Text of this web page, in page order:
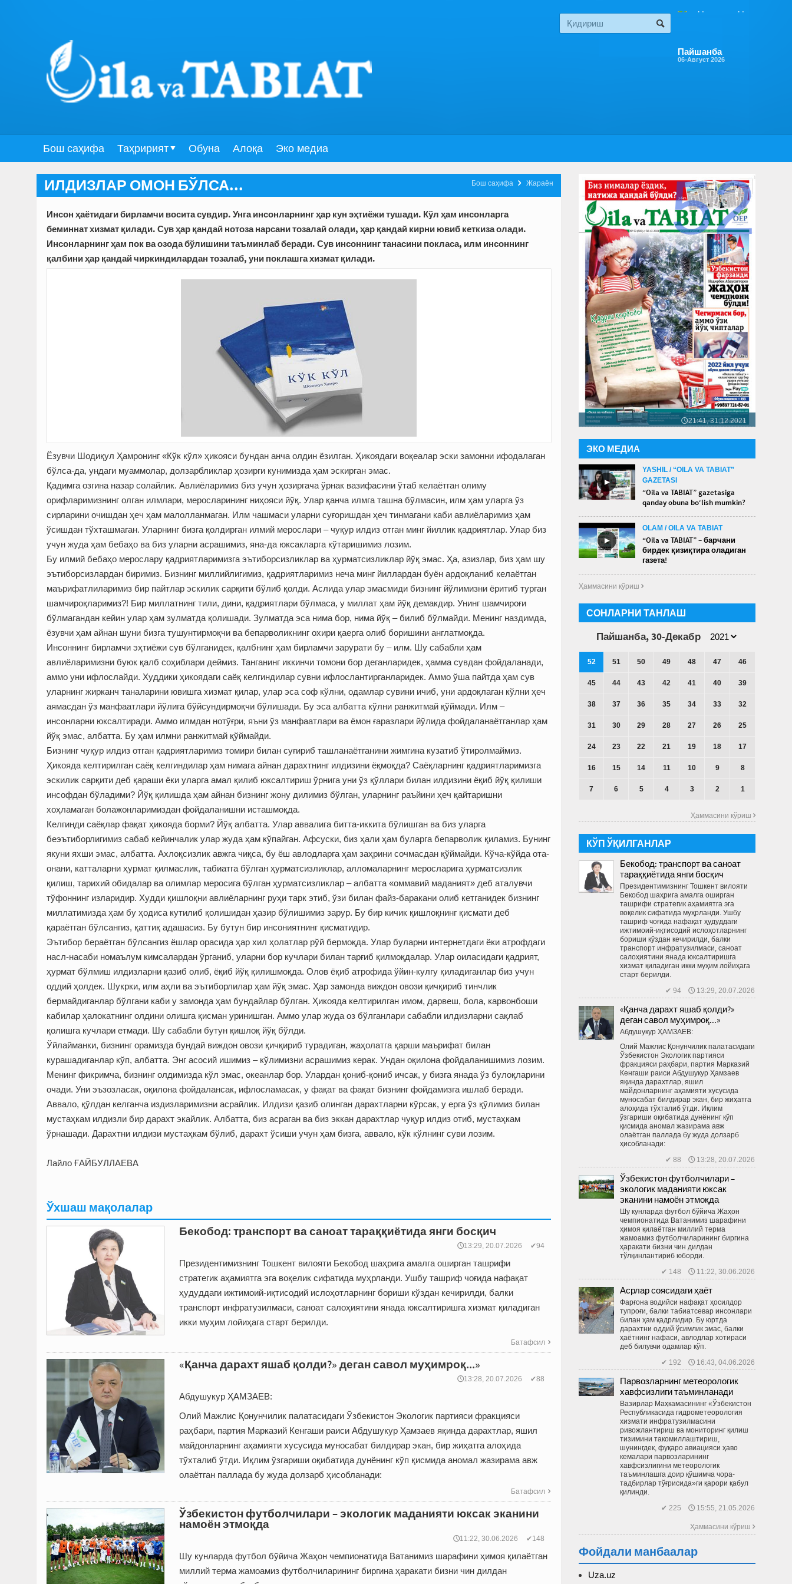
Пайшанба
06-Август 2026
Бош саҳифа Таҳририят Обуна Алоқа Эко медиа
Жараён

Бош саҳифа
ИЛДИЗЛАР ОМОН БЎЛСА...
Инсон ҳаётидаги бирламчи восита сувдир. Унга инсонларнинг ҳар кун эҳтиёжи тушади. Кўл ҳам инсонларга
беминнат хизмат қилади. Сув ҳар қандай нотоза нарсани тозалай олади, ҳар қандай кирни ювиб кеткиза олади.
Инсонларнинг ҳам пок ва озода бўлишини таъминлаб беради. Сув инсоннинг танасини покласа, илм инсоннинг
қалбини ҳар қандай чиркиндилардан тозалаб, уни поклашга хизмат қилади.
Ёзувчи Шодиқул Ҳамронинг «Кўк кўл» ҳикояси бундан анча олдин ёзилган. Ҳикоядаги воқеалар эски замонни ифодалаган
бўлса-да, ундаги муаммолар, долзарбликлар ҳозирги кунимизда ҳам эскирган эмас.
Қадимга озгина назар солайлик. Авлиёларимиз биз учун ҳозиргача ўрнак вазифасини ўтаб келаётган олиму
орифларимизнинг олган илмлари, меросларининг ниҳояси йўқ. Улар қанча илмга ташна бўлмасин, илм ҳам уларга ўз
сирларини очишдан ҳеч ҳам малолланмаган. Илм чашмаси уларни суғоришдан ҳеч тинмагани каби авлиёларимиз ҳам
ўсишдан тўхташмаган. Уларнинг бизга қолдирган илмий мерослари – чуқур илдиз отган минг йиллик қадриятлар. Улар биз
учун жуда ҳам бебаҳо ва биз уларни асрашимиз, яна-да юксакларга кўтаришимиз лозим.
Бу илмий бебаҳо мерослару қадриятларимизга эътиборсизликлар ва ҳурматсизликлар йўқ эмас. Ҳа, азизлар, биз ҳам шу
эътиборсизлардан биримиз. Бизнинг миллийлигимиз, қадриятларимиз неча минг йиллардан буён ардоқланиб келаётган
маърифатлиларимиз бир пайтлар эскилик сарқити бўлиб қолди. Аслида улар эмасмиди бизнинг йўлимизни ёритиб турган
шамчироқларимиз?! Бир миллатнинг тили, дини, қадриятлари бўлмаса, у миллат ҳам йўқ демакдир. Унинг шамчироғи
бўлмагандан ке­йин улар ҳам зулматда қолишади. Зулматда эса нима бор, нима йўқ – билиб бўлмайди. Менинг наздимда,
ёзувчи ҳам айнан шуни бизга тушунтирмоқчи ва бепарволикнинг охири қаерга олиб боришини англатмоқда.
Инсоннинг бирламчи эҳтиёжи сув бўлганидек, қалбнинг ҳам бирламчи зарурати бу – илм. Шу сабабли ҳам
авлиёларимизни буюк қалб соҳиблари деймиз. Танганинг иккинчи томони бор деганларидек, ҳамма сувдан фойдаланади,
аммо уни ифлослайди. Худдики ҳикоядаги саёқ келгиндилар сувни ифлослантирганларидек. Аммо ўша пайтда ҳам сув
уларнинг жирканч таналарини ювишга хизмат қилар, улар эса соф кўлни, одамлар сувини ичиб, уни ардоқлаган кўлни ҳеч
аямасдан ўз манфаатлари йўлига бўйсундирмоқчи бўлишади. Бу эса албатта кўлни ранжитмай қўймади. Илм –
инсонларни юксалтиради. Аммо илмдан нотўғри, яъни ўз манфаатлари ва ёмон ғаразлари йўлида фойдаланаётганлар ҳам
йўқ эмас, албатта. Бу ҳам илмни ранжитмай қўймайди.
Бизнинг чуқур илдиз отган қадриятларимиз томири билан суғириб ташланаётганини жимгина кузатиб ўтиролмаймиз.
Ҳикояда келтирилган саёқ келгиндилар ҳам нимага айнан дарахтнинг илдизини ёқмоқда? Саёқларнинг қадриятларимизга
эскилик сарқити деб қараши ёки уларга амал қилиб юксалтириш ўрнига уни ўз қўллари билан илдизини ёқиб йўқ қилиши
инсофдан бўладими? Йўқ қилишда ҳам айнан бизнинг жону дилимиз бўлган, уларнинг раъйини ҳеч қайтаришни
хоҳламаган болажонларимиздан фойдаланишни исташмоқда.
Келгинди саёқлар фақат ҳикояда борми? Йўқ албатта. Улар аввалига битта-иккита бўлишган ва биз уларга
беэътиборлигимиз сабаб кейинчалик улар жуда ҳам кўпайган. Афсуски, биз ҳали ҳам буларга бепарволик қиламиз. Бунинг
якуни яхши эмас, албатта. Ахлоқсизлик авжга чиқса, бу ёш авлодларга ҳам заҳрини сочмасдан қўймайди. Кўча-кўйда ота-
онани, катталарни ҳурмат қилмаслик, табиатга бўлган ҳурматсизликлар, алломаларнинг меросларига ҳурматсизлик
қилиш, тарихий обидалар ва олимлар меросига бўлган ҳурматсизликлар – албатта «оммавий маданият» деб аталувчи
тўфоннинг изларидир. Худди қишлоқни авлиёларнинг руҳи тарк этиб, ўзи билан файз-баракани олиб кетганидек бизнинг
миллатимизда ҳам бу ҳодиса кутилиб қолишидан ҳазир бўлишимиз зарур. Бу бир кичик қишлоқнинг қисмати деб
қараётган бўлсангиз, қаттиқ адашасиз. Бу бутун бир инсониятнинг қисматидир.
Эътибор бераётган бўлсангиз ёшлар орасида ҳар хил ҳолатлар рўй бермоқда. Улар буларни интернетдаги ёки атрофдаги
насл-насаби номаълум кимсалардан ўрганиб, уларни бор кучлари билан тарғиб қилмоқдалар. Улар оиласидаги қадрият,
ҳурмат бўлмиш илдизларни қазиб олиб, ёқиб йўқ қилишмоқда. Олов ёқиб атрофида ўйин-кулгу қиладиганлар биз учун
оддий ҳолдек. Шукрки, илм аҳли ва эътиборлилар ҳам йўқ эмас. Ҳар замонда виждон овози қичқириб тинчлик
бермайдиганлар бўлгани каби у замонда ҳам бундайлар бўлган. Ҳикояда келтирилган имом, дарвеш, бола, карвонбоши
кабилар ҳалокатнинг олдини олишга қисман уринишган. Аммо улар жуда оз бўлганлари сабабли илдизларни сақлаб
қолишга кучлари етмади. Шу сабабли бутун қишлоқ йўқ бўлди.
Ўйлайманки, бизнинг орамизда бундай виждон овози қичқириб турадиган, жаҳолатга қарши маърифат билан
курашадиганлар кўп, албатта. Энг асосий ишимиз – кўлимизни асрашимиз керак. Ундан оқилона фойдаланишимиз лозим.
Менинг фикримча, бизнинг олдимизда кўл эмас, океанлар бор. Улардан қониб-қониб ичсак, у бизга янада ўз булоқларини
очади. Уни эъзозласак, оқилона фойдалансак, ифлосламасак, у фақат ва фақат бизнинг фойдамизга ишлаб беради.
Аввало, қўлдан келганча издизларимизни асрайлик. Илдизи қазиб олинган дарахтларни кўрсак, у ерга ўз қўлимиз билан
мустаҳкам илдизли бир дарахт экайлик. Албатта, биз асраган ва биз эккан дарахтлар чуқур илдиз отиб, мустаҳкам
ўрнашади. Дарахтни илдизи мустаҳкам бўлиб, дарахт ўсиши учун ҳам бизга, аввало, кўк кўлнинг суви лозим.
Лайло ҒАЙБУЛЛАЕВА
Ўхшаш мақолалар
Бекобод: транспорт ва саноат тараққиётида янги босқич
🕔13:29, 20.07.2026 ✔94
Президентимизнинг Тошкент вилояти Бекобод шаҳрига амалга оширган ташрифи
стратегик аҳамиятга эга воқелик сифатида муҳрланди. Ушбу ташриф чоғида нафақат
ҳудуддаги ижтимоий-иқтисодий ислоҳотларнинг бориши кўздан кечирилди, балки
транспорт инфратузилмаси, саноат салоҳиятини янада юксалтиришга хизмат қиладиган
икки муҳим лойиҳага старт берилди.
Батафсил 
«Қанча дарахт яшаб қолди?» деган савол муҳимроқ...»
🕔13:28, 20.07.2026 ✔88
Абдушукур ҲАМЗАЕВ:
Олий Мажлис Қонунчилик палатасидаги Ўзбекистон Экологик партияси фракцияси
раҳбари, партия Марказий Кенгаши раиси Абдушукур Ҳамзаев яқинда дарахтлар, яшил
майдонларнинг аҳамияти хусусида муносабат билдирар экан, бир жиҳатга алоҳида
тўхталиб ўтди. Иқлим ўзгариши оқибатида дунёнинг кўп қисмида аномал жазирама авж
олаётган паллада бу жуда долзарб ҳисобланади:
Батафсил 
Ўзбекистон футболчилари – экологик маданияти юксак эканини
намоён этмоқда
🕔11:22, 30.06.2026 ✔148
Шу кунларда футбол бўйича Жаҳон чемпионатида Ватанимиз шарафини ҳимоя қилаётган
миллий терма жамоамиз футболчиларининг биргина ҳаракати бизни чин дилдан
🕔21:41, 31.12.2021
52
ЭКО МЕДИА
►
YASHIL / “OILA VA TABIAT”
GAZETASI
“Oila va TABIAT” gazetasiga
qanday obuna bo‘lish mumkin?
►
OLAM / OILA VA TABIAT
“Oila va TABIAT” – барчани
бирдек қизиқтира оладиган
газета!
Ҳаммасини кўриш 
СОНЛАРНИ ТАНЛАШ
Пайшанба, 30-Декабр
52 51 50 49 48 47 46
45 44 43 42 41 40 39
38 37 36 35 34 33 32
31 30 29 28 27 26 25
24 23 22 21 19 18 17
16 15 14 11 10 9 8
7 6 5 4 3 2 1
Ҳаммасини кўриш 
КЎП ЎҚИЛГАНЛАР
Бекобод: транспорт ва саноат
тараққиётида янги босқич
Президентимизнинг Тошкент вилояти
Бекобод шаҳрига амалга оширган
ташрифи стратегик аҳамиятга эга
воқелик сифатида муҳрланди. Ушбу
ташриф чоғида нафақат ҳудуддаги
ижтимоий-иқтисодий ислоҳотларнинг
бориши кўздан кечирилди, балки
транспорт инфратузилмаси, саноат
салоҳиятини янада юксалтиришга
хизмат қиладиган икки муҳим лойиҳага
старт берилди.
✔ 94 🕔 13:29, 20.07.2026
«Қанча дарахт яшаб қолди?»
деган савол муҳимроқ...»
Абдушукур ҲАМЗАЕВ:
Олий Мажлис Қонунчилик палатасидаги
Ўзбекистон Экологик партияси
фракцияси раҳбари, партия Марказий
Кенгаши раиси Абдушукур Ҳамзаев
яқинда дарахтлар, яшил
майдонларнинг аҳамияти хусусида
муносабат билдирар экан, бир жиҳатга
алоҳида тўхталиб ўтди. Иқлим
ўзгариши оқибатида дунёнинг кўп
қисмида аномал жазирама авж
олаётган паллада бу жуда долзарб
ҳисобланади:
✔ 88 🕔 13:28, 20.07.2026
Ўзбекистон футболчилари –
экологик маданияти юксак
эканини намоён этмоқда
Шу кунларда футбол бўйича Жаҳон
чемпионатида Ватанимиз шарафини
ҳимоя қилаётган миллий терма
жамоамиз футболчиларининг биргина
ҳаракати бизни чин дилдан
тўлқинлантириб юборди.
✔ 148 🕔 11:22, 30.06.2026
Асрлар соясидаги ҳаёт
Фарғона водийси нафақат ҳосилдор
тупроғи, балки табиатсевар инсонлари
билан ҳам қадрлидир. Бу юртда
дарахтни оддий ўсимлик эмас, балки
ҳаётнинг нафаси, авлодлар хотираси
деб билувчи одамлар кўп.
✔ 192 🕔 16:43, 04.06.2026
Парвозларнинг метеорологик
хавфсизлиги таъминланади
Вазирлар Маҳкамасининг «Ўзбекистон
Республикасида гидрометеорология
хизмати инфратузилмасини
ривожлантириш ва мониторинг қилиш
тизимини такомиллаштириш,
шунингдек, фуқаро авиацияси ҳаво
кемалари парвозларининг
хавфсизлигини метеорологик
таъминлашга доир қўшимча чора-
тадбирлар тўғрисида»ги қарори қабул
қилинди.
✔ 225 🕔 15:55, 21.05.2026
Ҳаммасини кўриш 
Фойдали манбаалар
Uza.uz